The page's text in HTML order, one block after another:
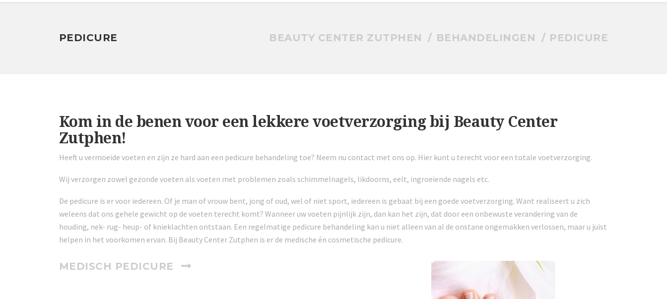
PEDICURE BEAUTY CENTER ZUTPHEN BEHANDELINGEN PEDICURE
Kom in de benen voor een lekkere voetverzorging bij Beauty Center
Zutphen!
Heeft u vermoeide voeten en zijn ze hard aan een pedicure behandeling toe? Neem nu contact met ons op. Hier kunt u terecht voor een totale voetverzorging.
Wij verzorgen zowel gezonde voeten als voeten met problemen zoals schimmelnagels, likdoorns, eelt, ingroeiende nagels etc.
De pedicure is er voor iedereen. Of je man of vrouw bent, jong of oud, wel of niet sport, iedereen is gebaat bij een goede voetverzorging. Want realiseert u zich
weleens dat ons gehele gewicht op de voeten terecht komt? Wanneer uw voeten pijnlijk zijn, dan kan het zijn, dat door een onbewuste verandering van de
houding, nek- rug- heup- of knieklachten ontstaan. Een regelmatige pedicure behandeling kan u niet alleen van al de onstane ongemakken verlossen, maar u juist
helpen in het voorkomen ervan. Bij Beauty Center Zutphen is er de medische én cosmetische pedicure.
MEDISCH PEDICURE